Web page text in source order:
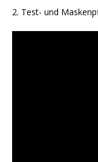
2. Test- und